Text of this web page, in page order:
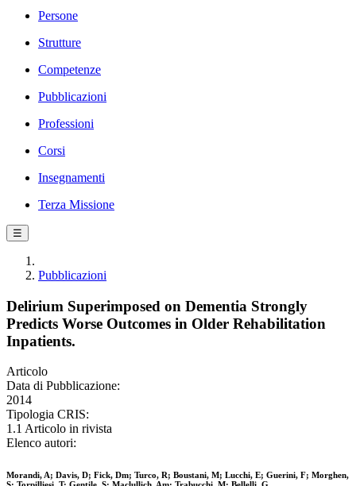
Persone
Strutture
Competenze
Pubblicazioni
Professioni
Corsi
Insegnamenti
Terza Missione
☰
Pubblicazioni
Delirium Superimposed on Dementia Strongly
Predicts Worse Outcomes in Older Rehabilitation
Inpatients.
Articolo
Data di Pubblicazione:
2014
Tipologia CRIS:
1.1 Articolo in rivista
Elenco autori:
Morandi, A; Davis, D; Fick, Dm; Turco, R; Boustani, M; Lucchi, E; Guerini, F; Morghen,